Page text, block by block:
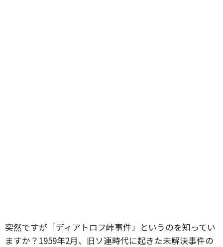
突然ですが「ディアトロフ峠事件」というのを知ってい
ますか？1959年2月、旧ソ連時代に起きた未解決事件の